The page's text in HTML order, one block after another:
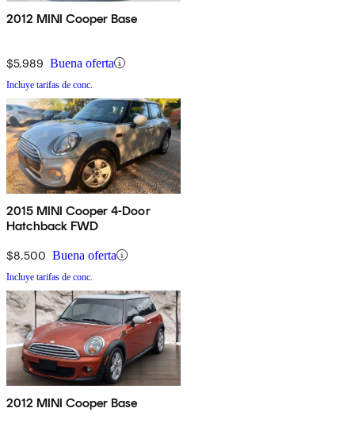
2012 MINI Cooper Base
$5,989 Buena oferta
Incluye tarifas de conc.
2015 MINI Cooper 4-Door
Hatchback FWD
$8,500 Buena oferta
Incluye tarifas de conc.
2012 MINI Cooper Base